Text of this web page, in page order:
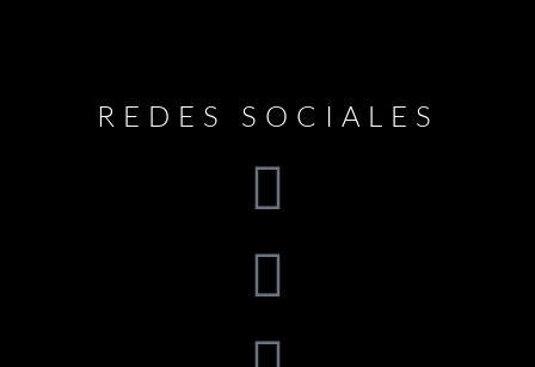
REDES SOCIALES